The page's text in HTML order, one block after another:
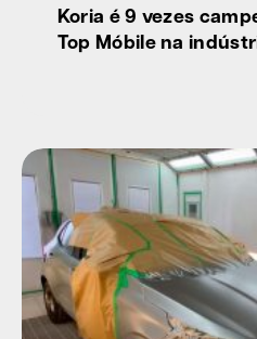
Koria é 9 vezes
Top Móbile na